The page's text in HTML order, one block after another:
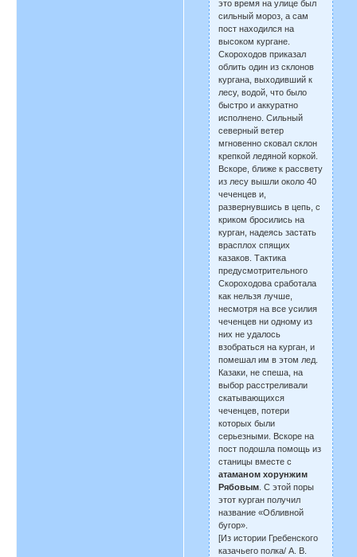
это время на улице был
сильный мороз, а сам
пост находился на
высоком кургане.
Скороходов приказал
облить один из склонов
кургана, выходивший к
лесу, водой, что было
быстро и аккуратно
исполнено. Сильный
северный ветер
мгновенно сковал склон
крепкой ледяной коркой.
Вскоре, ближе к рассвету
из лесу вышли около 40
чеченцев и,
развернувшись в цепь, с
криком бросились на
курган, надеясь застать
врасплох спящих
казаков. Тактика
предусмотрительного
Скороходова сработала
как нельзя лучше,
несмотря на все усилия
чеченцев ни одному из
них не удалось
взобраться на курган, и
помешал им в этом лед.
Казаки, не спеша, на
выбор расстреливали
скатывающихся
чеченцев, потери
которых были
серьезными. Вскоре на
пост подошла помощь из
станицы вместе с
атаманом хорунжим
Рябовым. С этой поры
этот курган получил
название «Обливной
бугор».
[Из истории Гребенского
казачьего полка/ А. В.